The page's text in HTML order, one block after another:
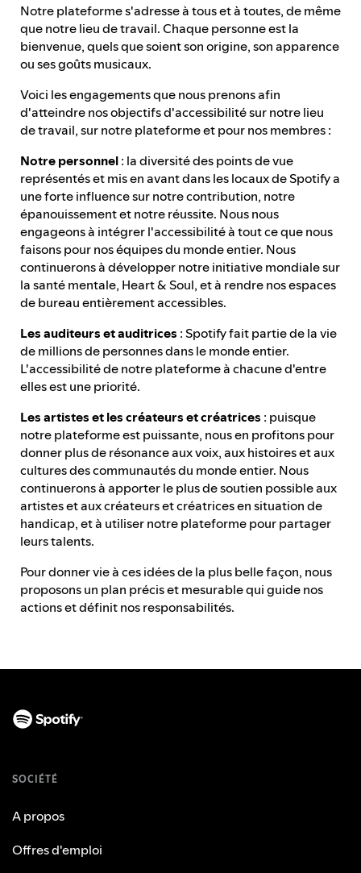
Notre plateforme s'adresse à tous et à toutes, de même
que notre lieu de travail. Chaque personne est la
bienvenue, quels que soient son origine, son apparence
ou ses goûts musicaux.
Voici les engagements que nous prenons afin
d'atteindre nos objectifs d'accessibilité sur notre lieu
de travail, sur notre plateforme et pour nos membres :
Notre personnel: la diversité des points de vue
représentés et mis en avant dans les locaux de Spotify a
une forte influence sur notre contribution, notre
épanouissement et notre réussite. Nous nous
engageons à intégrer l'accessibilité à tout ce que nous
faisons pour nos équipes du monde entier. Nous
continuerons à développer notre initiative mondiale sur
la santé mentale, Heart & Soul, et à rendre nos espaces
de bureau entièrement accessibles.
Les auditeurs et auditrices : Spotify fait partie de la vie
de millions de personnes dans le monde entier.
L'accessibilité de notre plateforme à chacune d'entre
elles est une priorité.
Les artistes et les créateurs et créatrices : puisque
notre plateforme est puissante, nous en profitons pour
donner plus de résonance aux voix, aux histoires et aux
cultures des communautés du monde entier. Nous
continuerons à apporter le plus de soutien possible aux
artistes et aux créateurs et créatrices en situation de
handicap, et à utiliser notre plateforme pour partager
leurs talents.
Pour donner vie à ces idées de la plus belle façon, nous
proposons un plan précis et mesurable qui guide nos
actions et définit nos responsabilités.
SOCIÉTÉ
A propos
Offres d'emploi